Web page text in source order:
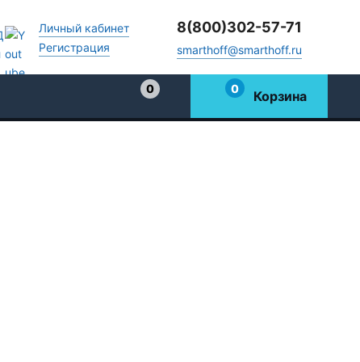
Личный кабинет
Регистрация
8(800)302-57-71
smarthoff@smarthoff.ru
0
0 Корзина